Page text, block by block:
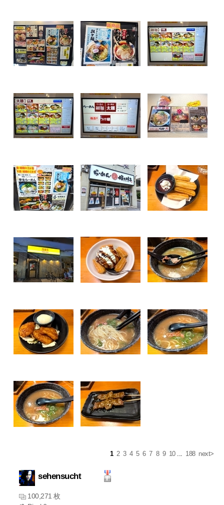
1 2 3 4 5 6 7 8 9 10... 188 next>
sehensucht
100,271 枚